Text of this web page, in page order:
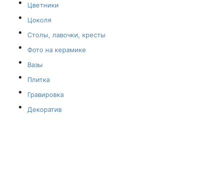
Цветники
Цоколя
Столы, лавочки, кресты
Фото на керамике
Вазы
Плитка
Гравировка
Декоратив